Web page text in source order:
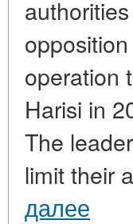
operation
Harisi in
The
limit their
далее